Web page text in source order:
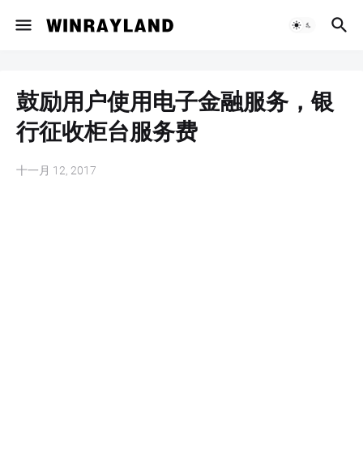
鼓励用户使用电子金融服务，银
行征收柜台服务费
十一月 12, 2017